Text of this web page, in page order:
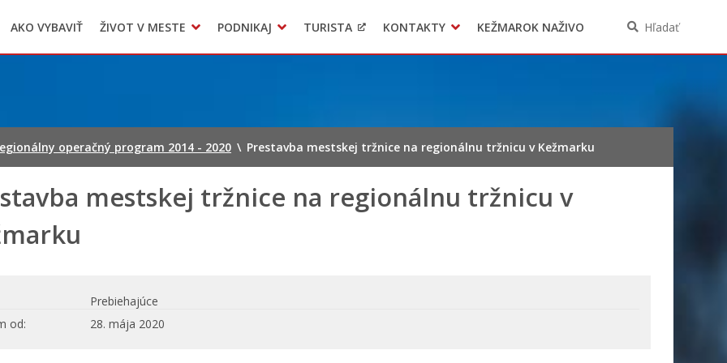
Geo informačný systém – Kežmarok
Oznamovanie podozrení z podvodov
AKO VYBAVIŤ ŽIVOT V MESTE
Triedený zber – NATUR – PACK
PODNIKAJ TURISTA KONTAKTY KEŽMAROK NAŽIVO Hľadať
operačný program 2014 - 2020 \ Prestavba mestskej tržnice na regionálnu tržnicu v Kežmarku
mestskej tržnice na regionálnu tržnicu v
Prebiehajúce
od
28. mája 2020